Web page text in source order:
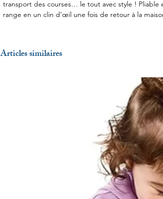
transport des courses… le tout avec style ! Pliable
range en un clin d’œil une fois de retour à la
Articles similaires